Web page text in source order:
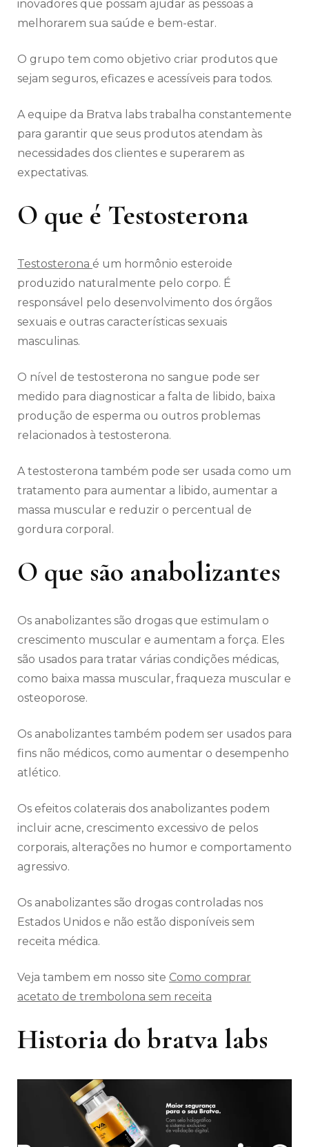
inovadores que possam ajudar as pessoas a
melhorarem sua saúde e bem-estar.
O grupo tem como objetivo criar produtos que
sejam seguros, eficazes e acessíveis para todos.
A equipe da Bratva labs trabalha constantemente
para garantir que seus produtos atendam às
necessidades dos clientes e superarem as
expectativas.
O que é Testosterona
Testosterona é um hormônio esteroide
produzido naturalmente pelo corpo. É
responsável pelo desenvolvimento dos órgãos
sexuais e outras características sexuais
masculinas.
O nível de testosterona no sangue pode ser
medido para diagnosticar a falta de libido, baixa
produção de esperma ou outros problemas
relacionados à testosterona.
A testosterona também pode ser usada como um
tratamento para aumentar a libido, aumentar a
massa muscular e reduzir o percentual de
gordura corporal.
O que são anabolizantes
Os anabolizantes são drogas que estimulam o
crescimento muscular e aumentam a força. Eles
são usados para tratar várias condições médicas,
como baixa massa muscular, fraqueza muscular e
osteoporose.
Os anabolizantes também podem ser usados para
fins não médicos, como aumentar o desempenho
atlético.
Os efeitos colaterais dos anabolizantes podem
incluir acne, crescimento excessivo de pelos
corporais, alterações no humor e comportamento
agressivo.
Os anabolizantes são drogas controladas nos
Estados Unidos e não estão disponíveis sem
receita médica.
Veja tambem em nosso site Como comprar
acetato de trembolona sem receita
Historia do bratva labs